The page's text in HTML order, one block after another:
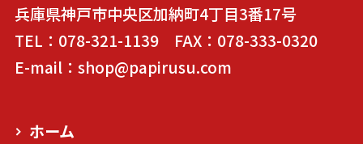
兵庫県神戸市中央区加納町4丁目3番17号
TEL：078-321-1139 FAX：078-333-0320
E-mail：shop@papirusu.com
ホーム